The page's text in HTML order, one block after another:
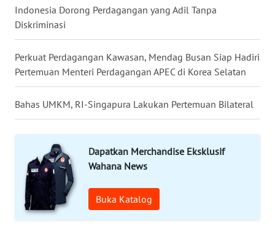
Indonesia Dorong Perdagangan yang Adil Tanpa
Diskriminasi
Perkuat Perdagangan Kawasan, Mendag Busan Siap Hadiri
Pertemuan Menteri Perdagangan APEC di Korea Selatan
Bahas UMKM, RI-Singapura Lakukan Pertemuan Bilateral
Dapatkan Merchandise Eksklusif
Wahana News
Buka Katalog
WN
SIMALUNGUN
WN
WN DELI
SERDANG
WN